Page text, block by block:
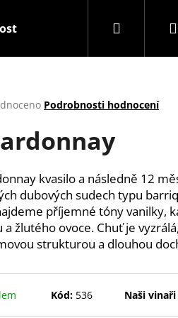
Snack &
Hledat
Podrobnosti hodnocení
kvasilo a následně 12
dubových sudech typu
příjemné tóny vanilky,
a žlutého ovoce. Chuť je
strukturou a dlouhou
Kód: 536 Naši vinaři